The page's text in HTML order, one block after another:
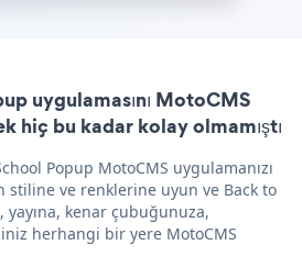
uygulamasını MotoCMS
hiç bu kadar kolay olmamıştı
Popup MotoCMS uygulamanızı
ve renklerine uyun ve Back to
yayına, kenar çubuğunuza,
herhangi bir yere MotoCMS